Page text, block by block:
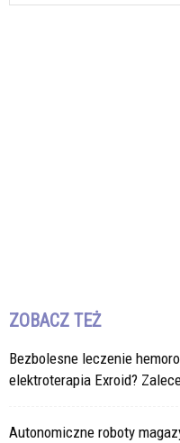
ZOBACZ TEŻ
Bezbolesne leczenie
elektroterapia Exroid?
Autonomiczne roboty